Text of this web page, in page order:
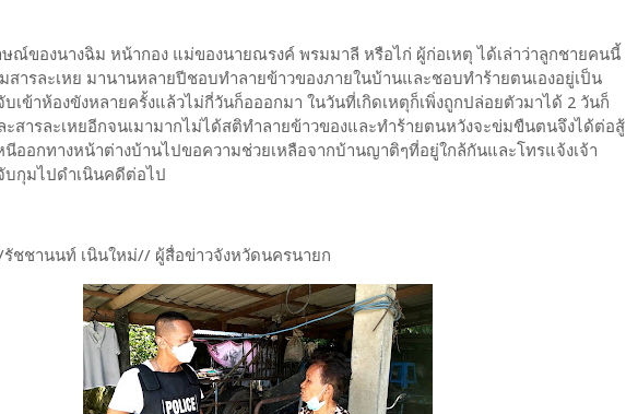
ณ์ของนางฉิม หน้ากอง แม่ของนายณรงค์ พรมมาลี หรือไก่ ผู้ก่อเหตุ ได้เล่าว่าลูกชายคนนี้
ารละเหย มานานหลายปีชอบทำลายข้าวของภายในบ้านและชอบทำร้ายตนเองอยู่เป็น
บเข้าห้องขังหลายครั้งแล้วไม่กี่วันก็อออกมา ในวันที่เกิดเหตุก็เพิ่งถูกปล่อยตัวมาได้ 2 วันก็
สารละเหยอีกจนเมามากไม่ได้สติทำลายข้าวของและทำร้ายตนหวังจะข่มขืนตนจึงได้ต่อสู้
ออกทางหน้าต่างบ้านไปขอความช่วยเหลือจากบ้านญาติๆที่อยู่ใกล้กันและโทรแจ้งเจ้า
บกุมไปดำเนินคดีต่อไป
ชชานนท์ เนินใหม่// ผู้สื่อข่าวจังหวัดนครนายก